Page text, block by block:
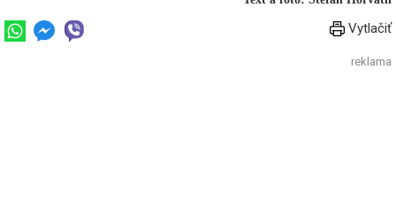
Vytlačiť
reklama